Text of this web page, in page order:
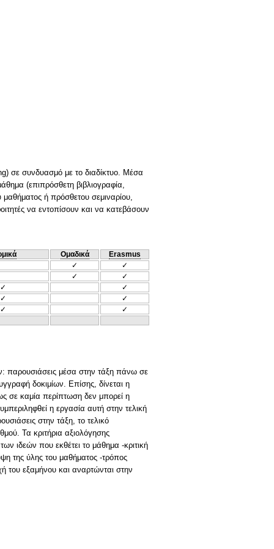
σε συνδυασμό με το διαδίκτυο. Μέσα
(επιπρόσθετη βιβλιογραφία,
ή πρόσθετου σεμιναρίου,
να εντοπίσουν και να κατεβάσουν
Ομαδικά
Erasmus
✓
✓
✓
✓
✓
✓
✓
✓
✓
✓
παρουσιάσεις μέσα στην τάξη πάνω σε
δοκιμίων. Επίσης, δίνεται η
σε καμία περίπτωση δεν μπορεί η
η εργασία αυτή στην τελική
στην τάξη, το τελικό
Τα κριτήρια αξιολόγησης
ιδεών που εκθέτει το μάθημα -κριτική
της ύλης του μαθήματος -τρόπος
του εξαμήνου και αναρτώνται στην